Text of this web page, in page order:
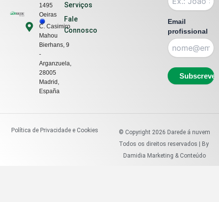
1495
Oeiras
C. Casimiro
Mahou
Bierhans, 9
-
Arganzuela,
28005
Madrid,
España
d
i
n
Serviços
Fale
Connosco
Email
profissional
Política de Privacidade e Cookies © Copyright 2026 Darede á nuvem
Todos os direitos reservados | By
Damidia Marketing & Conteúdo